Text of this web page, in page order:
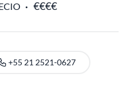
+55 21 2521-0627